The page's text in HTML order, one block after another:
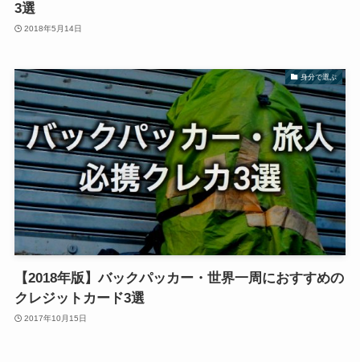
3選
2018年5月14日
身分で選ぶ
【2018年版】バックパッカー・世界一周におすすめの
クレジットカード3選
2017年10月15日